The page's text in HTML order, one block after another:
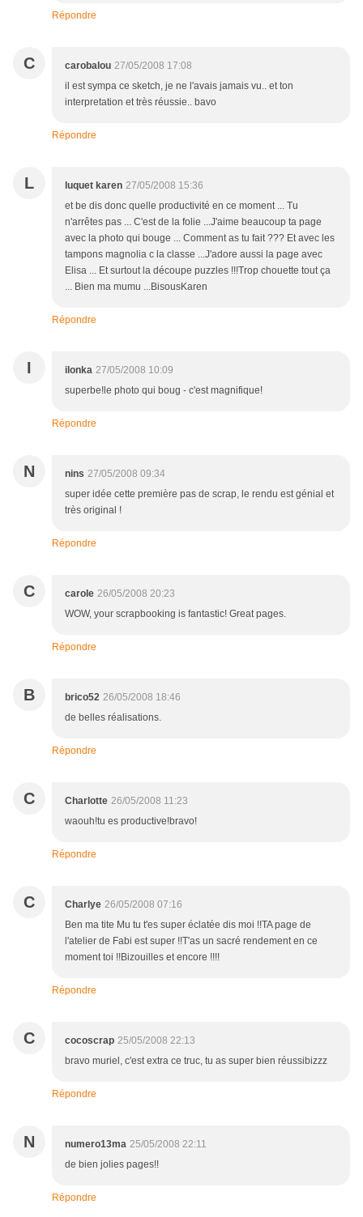
Répondre
C carobalou 27/05/2008 17:08
il est sympa ce sketch, je ne l'avais jamais vu.. et ton
interpretation et très réussie.. bavo
Répondre
L luquet karen 27/05/2008 15:36
et be dis donc quelle productivité en ce moment ... Tu
n'arrêtes pas ... C'est de la folie ...J'aime beaucoup ta page
avec la photo qui bouge ... Comment as tu fait ??? Et avec les
tampons magnolia c la classe ...J'adore aussi la page avec
Elisa ... Et surtout la découpe puzzles !!!Trop chouette tout ça
... Bien ma mumu ...BisousKaren
Répondre
I ilonka 27/05/2008 10:09
superbe!le photo qui boug - c'est magnifique!
Répondre
N nins 27/05/2008 09:34
super idée cette première pas de scrap, le rendu est génial et
très original !
Répondre
C carole 26/05/2008 20:23
WOW, your scrapbooking is fantastic! Great pages.
Répondre
B brico52 26/05/2008 18:46
de belles réalisations.
Répondre
C Charlotte 26/05/2008 11:23
waouh!tu es productive!bravo!
Répondre
C Charlye 26/05/2008 07:16
Ben ma tite Mu tu t'es super éclatée dis moi !!TA page de
l'atelier de Fabi est super !!T'as un sacré rendement en ce
moment toi !!Bizouilles et encore !!!!
Répondre
C cocoscrap 25/05/2008 22:13
bravo muriel, c'est extra ce truc, tu as super bien réussibizzz
Répondre
N numero13ma 25/05/2008 22:11
de bien jolies pages!!
Répondre